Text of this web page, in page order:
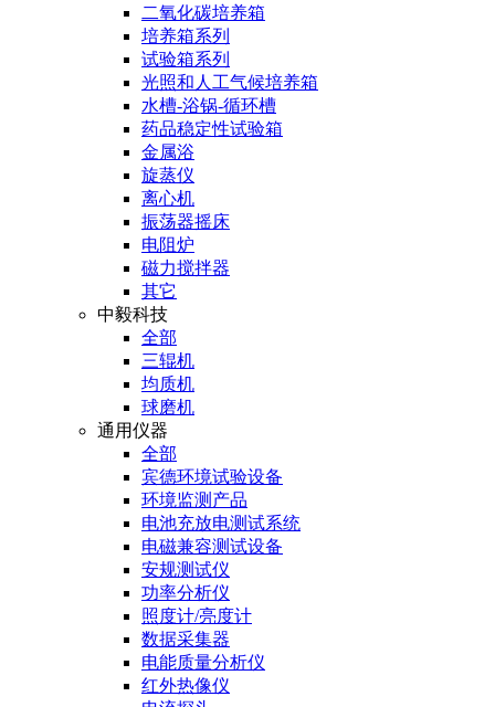
二氧化碳培养箱
培养箱系列
试验箱系列
光照和人工气候培养箱
水槽-浴锅-循环槽
药品稳定性试验箱
金属浴
旋蒸仪
离心机
振荡器摇床
电阻炉
磁力搅拌器
其它
中毅科技
全部
三辊机
均质机
球磨机
通用仪器
全部
宾德环境试验设备
环境监测产品
电池充放电测试系统
电磁兼容测试设备
安规测试仪
功率分析仪
照度计/亮度计
数据采集器
电能质量分析仪
红外热像仪